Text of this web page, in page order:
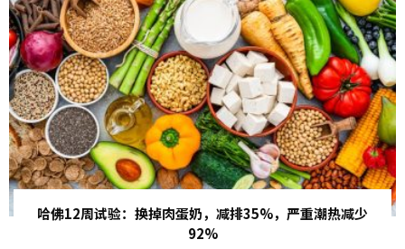
哈佛12周试验：换掉肉蛋奶，减排35%，严重潮热减少
92%